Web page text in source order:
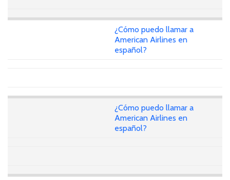
¿Cómo puedo llamar a
American Airlines en
español?
¿Cómo puedo llamar a
American Airlines en
español?